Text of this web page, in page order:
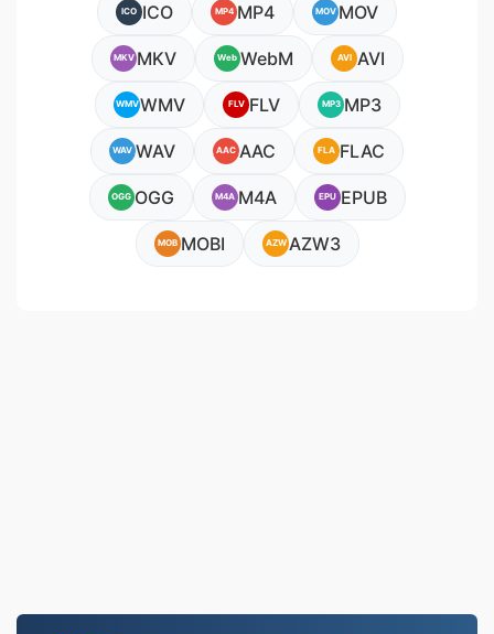
ICO ICO MP4 MP4 MOV MOV
MKV MKV Web WebM AVI AVI
WMVWMV FLV FLV MP3 MP3
WAV WAV AAC AAC FLA FLAC
OGG OGG M4A M4A EPU EPUB
MOB MOBI AZWAZW3